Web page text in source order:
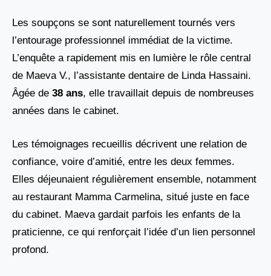
Les soupçons se sont naturellement tournés vers
l’entourage professionnel immédiat de la victime.
L’enquête a rapidement mis en lumière le rôle central
de Maeva V., l’assistante dentaire de Linda Hassaini.
Âgée de 38 ans, elle travaillait depuis de nombreuses
années dans le cabinet.
Les témoignages recueillis décrivent une relation de
confiance, voire d’amitié, entre les deux femmes.
Elles déjeunaient régulièrement ensemble, notamment
au restaurant Mamma Carmelina, situé juste en face
du cabinet. Maeva gardait parfois les enfants de la
praticienne, ce qui renforçait l’idée d’un lien personnel
profond.